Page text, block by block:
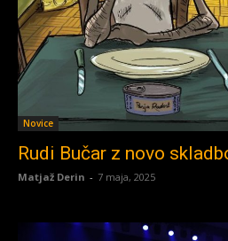
Novice
Rudi Bučar z novo
Matjaž Derin - 7 maja, 2025